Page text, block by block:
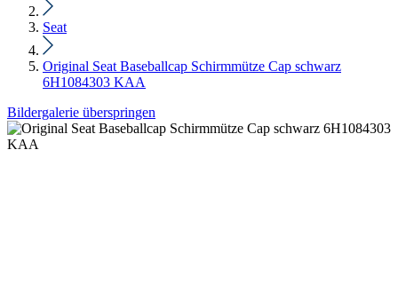
Seat
Original Seat Baseballcap Schirmmütze Cap schwarz
6H1084303 KAA
Bildergalerie überspringen